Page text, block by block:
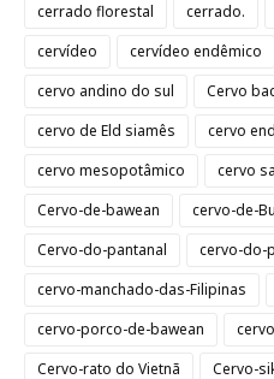
cerrado florestal
cerrado.
cervídeo
cervídeo endêmico
cervo andino do sul
Cervo
cervo de Eld siamês
cervo
cervo mesopotâmico
cervo
Cervo-de-bawean
cervo-de-
Cervo-do-pantanal
cervo-do-
cervo-manchado-das-Filipinas
cervo-porco-de-bawean
Cervo-rato do Vietnã
Cervo-